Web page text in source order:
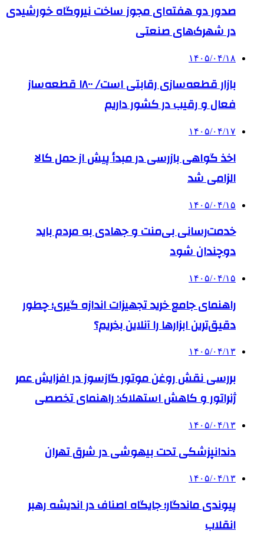
صدور دو هفته‌ای مجوز ساخت نیروگاه خورشیدی
در شهرک‌های صنعتی
۱۴۰۵/۰۴/۱۸
بازار قطعه‌سازی رقابتی است/ ۱۸۰۰ قطعه‌ساز
فعال و رقیب در کشور داریم
۱۴۰۵/۰۴/۱۷
اخذ گواهی بازرسی در مبدأ پیش از حمل کالا
الزامی شد
۱۴۰۵/۰۴/۱۵
خدمت‌رسانی بی‌منت و جهادی به مردم باید
دوچندان شود
۱۴۰۵/۰۴/۱۵
راهنمای جامع خرید تجهیزات اندازه گیری؛ چطور
دقیق‌ترین ابزارها را آنلاین بخریم؟
۱۴۰۵/۰۴/۱۳
بررسی نقش روغن موتور گازسوز در افزایش عمر
ژنراتور و کاهش استهلاک: راهنمای تخصصی
۱۴۰۵/۰۴/۱۳
دندانپزشکی تحت بیهوشی در شرق تهران
۱۴۰۵/۰۴/۱۳
پیوندی ماندگار؛ جایگاه اصناف در اندیشه رهبر
انقلاب